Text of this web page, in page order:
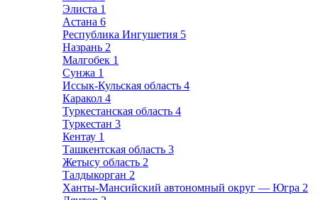
Элиста 1
Астана 6
Республика Ингушетия 5
Назрань 2
Малгобек 1
Сунжа 1
Иссык-Кульская область 4
Каракол 4
Туркестанская область 4
Туркестан 3
Кентау 1
Ташкентская область 3
Жетысу область 2
Талдыкорган 2
Ханты-Мансийский автономный округ — Югра 2